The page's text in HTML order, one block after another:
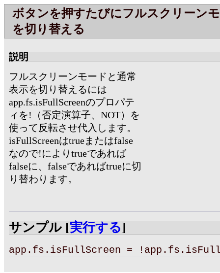
ボタンを押すたびにフルスクリーン
を切り替える
説明
フルスクリーンモードと通常
表示を切り替えるには
app.fs.isFullScreenのプロパテ
ィを!（否定演算子、NOT）を
使って反転させ代入します。
isFullScreenはtrueまたはfalse
なので!によりtrueであれば
falseに、falseであればtrueに切
り替わります。
サンプル [実行する]
app.fs.isFullScreen =